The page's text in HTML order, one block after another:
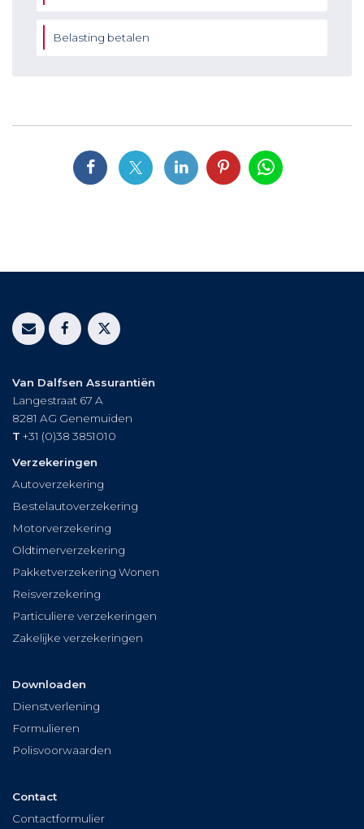
Belasting betalen
Van Dalfsen Assurantiën
Langestraat 67 A
8281 AG Genemuiden
T +31 (0)38 3851010
Verzekeringen
Autoverzekering
Bestelautoverzekering
Motorverzekering
Oldtimerverzekering
Pakketverzekering Wonen
Reisverzekering
Particuliere verzekeringen
Zakelijke verzekeringen
Downloaden
Dienstverlening
Formulieren
Polisvoorwaarden
Contact
Contactformulier